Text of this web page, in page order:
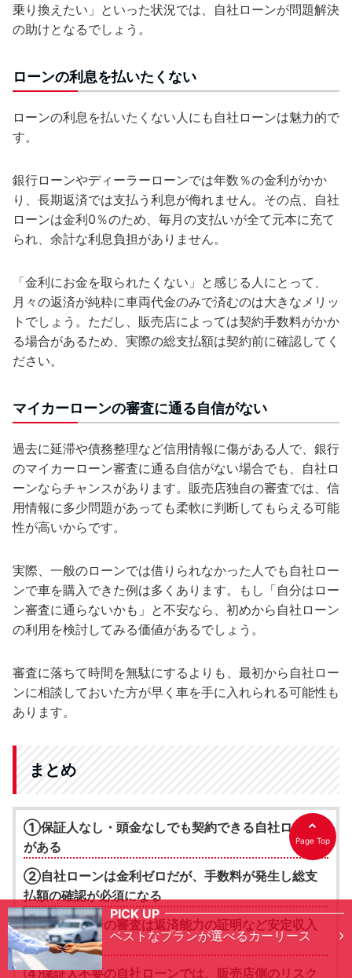
乗り換えたい」といった状況では、自社ローンが問題解決
の助けとなるでしょう。
ローンの利息を払いたくない
ローンの利息を払いたくない人にも自社ローンは魅力的で
す。
銀行ローンやディーラーローンでは年数％の金利がかか
り、長期返済では支払う利息が侮れません。その点、自社
ローンは金利0％のため、毎月の支払いが全て元本に充て
られ、余計な利息負担がありません。
「金利にお金を取られたくない」と感じる人にとって、
月々の返済が純粋に車両代金のみで済むのは大きなメリッ
トでしょう。ただし、販売店によっては契約手数料がかか
る場合があるため、実際の総支払額は契約前に確認してく
ださい。
マイカーローンの審査に通る自信がない
過去に延滞や債務整理など信用情報に傷がある人で、銀行
のマイカーローン審査に通る自信がない場合でも、自社ロ
ーンならチャンスがあります。販売店独自の審査では、信
用情報に多少問題があっても柔軟に判断してもらえる可能
性が高いからです。
実際、一般のローンでは借りられなかった人でも自社ロー
ンで車を購入できた例は多くあります。もし「自分はロー
ン審査に通らないかも」と不安なら、初めから自社ローン
の利用を検討してみる価値があるでしょう。
審査に落ちて時間を無駄にするよりも、最初から自社ロー
ンに相談しておいた方が早く車を手に入れられる可能性も
あります。
まとめ
①保証人なし・頭金なしでも契約できる自社ローン
がある
②自社ローンは金利ゼロだが、手数料が発生し総支
払額の確認が必須になる
③自社ローンの審査は返済能力の証明など安定収入
が重視される
④保証人不要の自社ローンでは、販売店側のリスク
PICK UP
ベストなプランが選べるカーリース
Page Top